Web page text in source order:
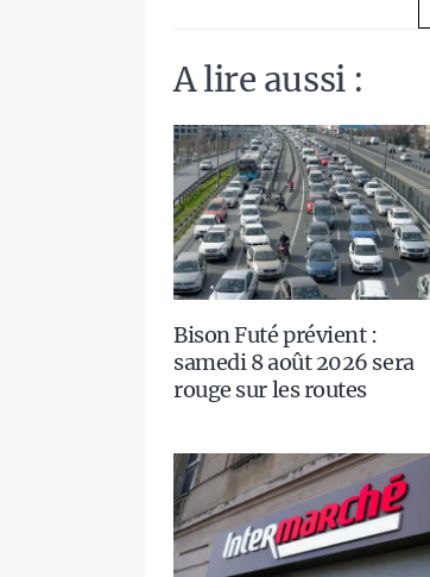
A lire aussi :
Bison Futé prévient :
samedi 8 août 2026 sera
rouge sur les routes